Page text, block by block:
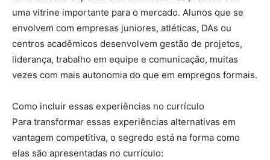
uma vitrine importante para o mercado. Alunos que se
envolvem com empresas juniores, atléticas, DAs ou
centros acadêmicos desenvolvem gestão de projetos,
liderança, trabalho em equipe e comunicação, muitas
vezes com mais autonomia do que em empregos formais.
Como incluir essas experiências no currículo
Para transformar essas experiências alternativas em
vantagem competitiva, o segredo está na forma como
elas são apresentadas no currículo: